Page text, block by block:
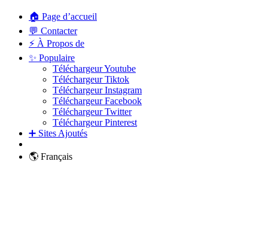
🏠 Page d’accueil
💬 Contacter
⚡ À Propos de
✨ Populaire
Téléchargeur Youtube
Téléchargeur Tiktok
Téléchargeur Instagram
Téléchargeur Facebook
Téléchargeur Twitter
Téléchargeur Pinterest
➕ Sites Ajoutés
🌎 Français